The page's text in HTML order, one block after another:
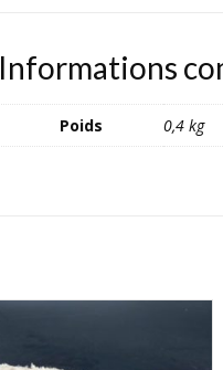
Informations
Poids 0,4 kg